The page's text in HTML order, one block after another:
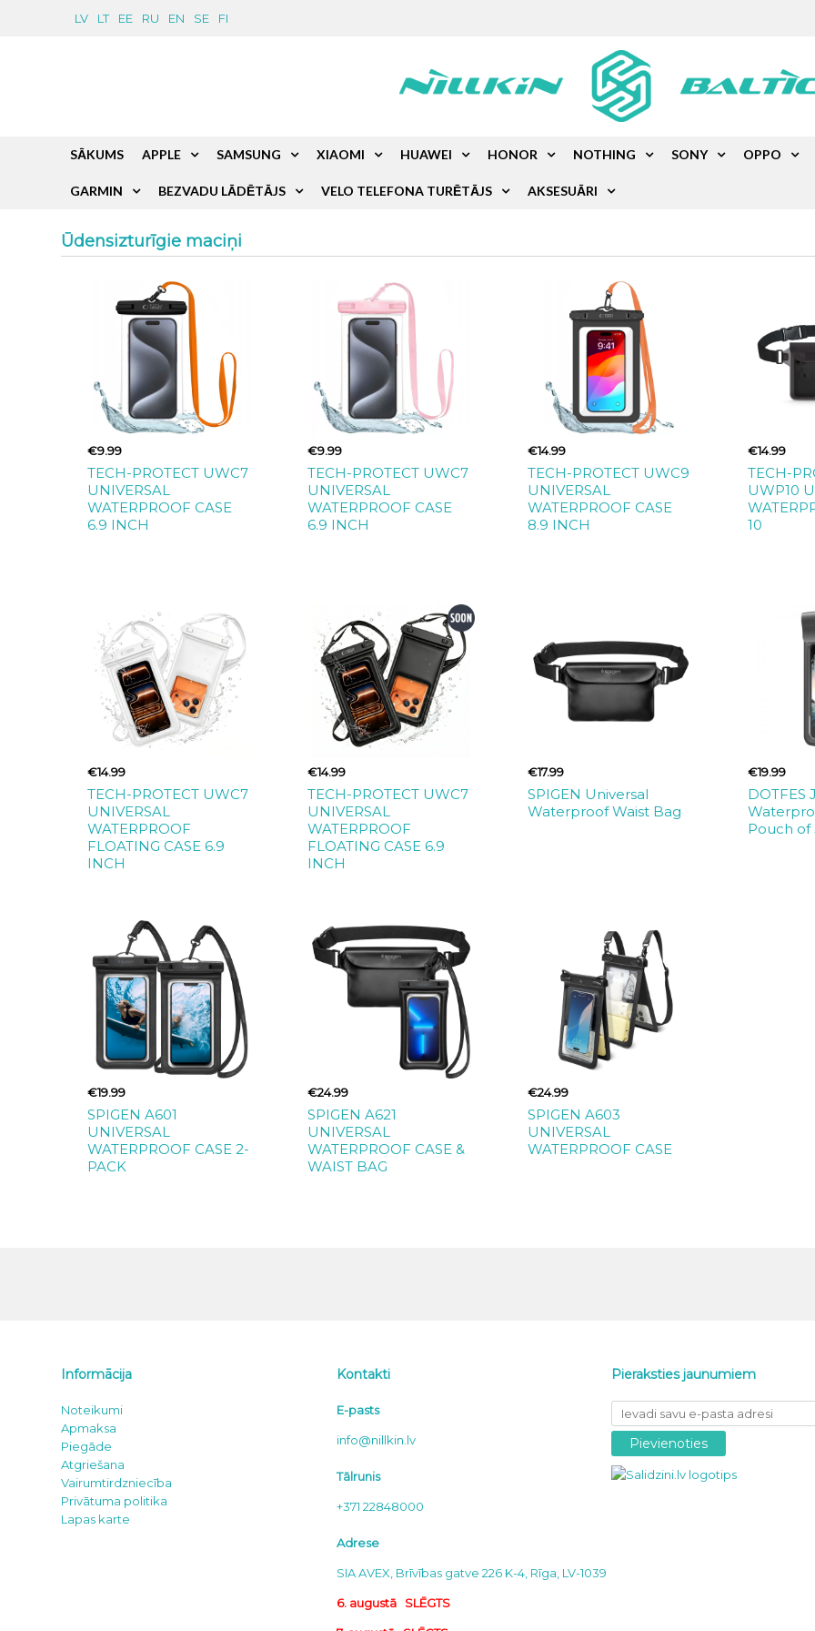
LV LT EE RU EN SE FI
Ūdensizturīgie maciņi
€9.99
TECH-PROTECT UWC7
UNIVERSAL
WATERPROOF CASE
6.9 INCH
€9.99
TECH-PROTECT UWC7
UNIVERSAL
WATERPROOF CASE
6.9 INCH
€14.99
TECH-PROTECT UWC9
UNIVERSAL
WATERPROOF CASE
8.9 INCH
€14.99
TECH-
UWP10
10
€14.99
TECH-PROTECT UWC7
UNIVERSAL
WATERPROOF
FLOATING CASE 6.9
INCH
€14.99
TECH-PROTECT UWC7
UNIVERSAL
WATERPROOF
FLOATING CASE 6.9
INCH
€17.99
SPIGEN Universal
Waterproof Waist Bag
€19.99
DOTFES
Pouch of
€19.99
SPIGEN A601
UNIVERSAL
WATERPROOF CASE 2-
PACK
€24.99
SPIGEN A621
UNIVERSAL
WATERPROOF CASE &
WAIST BAG
€24.99
SPIGEN A603
UNIVERSAL
WATERPROOF CASE
SĀKUMS APPLE SAMSUNG XIAOMI HUAWEI HONOR NOTHING SONY OPPO
GARMIN BEZVADU LĀDĒTĀJS VELO TELEFONA TURĒTĀJS AKSESUĀRI
Informācija
Noteikumi
Apmaksa
Piegāde
Atgriešana
Vairumtirdzniecība
Privātuma politika
Lapas karte
Kontakti
E-pasts
info@nillkin.lv
Tālrunis
+371 22848000
Adrese
SIA AVEX, Brīvības gatve 226 K-4, Rīga, LV-1039
6. augustā SLĒGTS
Pieraksties jaunumiem